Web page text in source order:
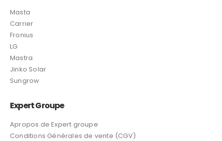
Masta
Carrier
Fronius
LG
Mastra
Jinko Solar
Sungrow
Expert Groupe
Apropos de Expert groupe
Conditions Générales de vente (CGV)